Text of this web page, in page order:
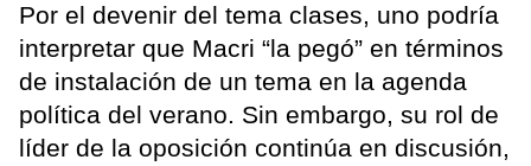
Por el devenir del tema clases, uno podría
interpretar que Macri “la pegó” en términos
de instalación de un tema en la agenda
política del verano. Sin embargo, su rol de
líder de la oposición continúa en discusión,